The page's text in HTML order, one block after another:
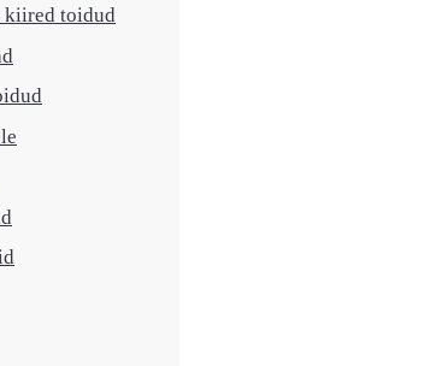
kiired toidud